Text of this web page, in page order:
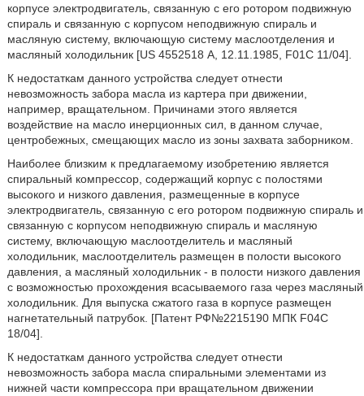
корпусе электродвигатель, связанную с его ротором подвижную
спираль и связанную с корпусом неподвижную спираль и
масляную систему, включающую систему маслоотделения и
масляный холодильник [US 4552518 А, 12.11.1985, F01C 11/04].
К недостаткам данного устройства следует отнести
невозможность забора масла из картера при движении,
например, вращательном. Причинами этого является
воздействие на масло инерционных сил, в данном случае,
центробежных, смещающих масло из зоны захвата заборником.
Наиболее близким к предлагаемому изобретению является
спиральный компрессор, содержащий корпус с полостями
высокого и низкого давления, размещенные в корпусе
электродвигатель, связанную с его ротором подвижную спираль и
связанную с корпусом неподвижную спираль и масляную
систему, включающую маслоотделитель и масляный
холодильник, маслоотделитель размещен в полости высокого
давления, а масляный холодильник - в полости низкого давления
с возможностью прохождения всасываемого газа через масляный
холодильник. Для выпуска сжатого газа в корпусе размещен
нагнетательный патрубок. [Патент РФ№2215190 МПК F04C
18/04].
К недостаткам данного устройства следует отнести
невозможность забора масла спиральными элементами из
нижней части компрессора при вращательном движении